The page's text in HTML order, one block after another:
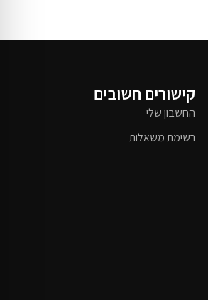
קישורים חשובים
החשבון שלי
רשימת משאלות